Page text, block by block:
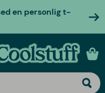
en personlig t-
gaver